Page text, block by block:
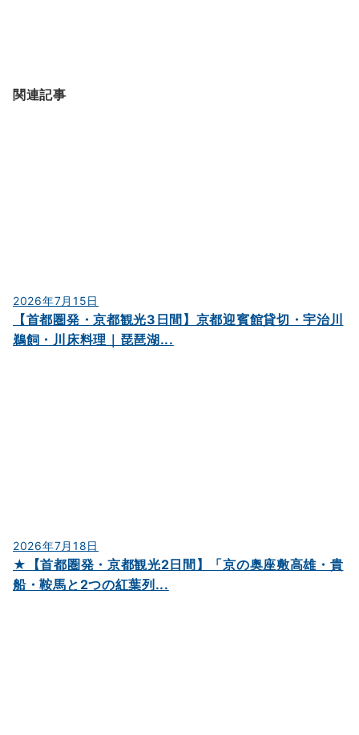
関連記事
2026年7月15日
【首都圏発・京都観光3日間】京都迎賓館貸切・宇治川
鵜飼・川床料理｜琵琶湖...
2026年7月18日
★【首都圏発・京都観光2日間】「京の奥座敷高雄・貴
船・鞍馬と2つの紅葉列...